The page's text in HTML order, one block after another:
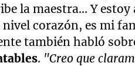
la maestra... Y
nivel corazón, es mi
también habló
. "Creo que